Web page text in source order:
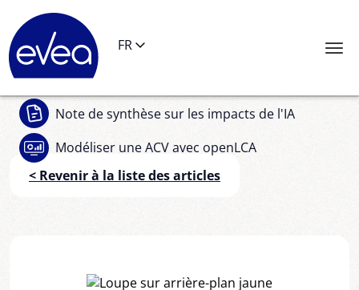
FR
Note de synthèsesur les impacts de l'IA
Modéliser une ACVavec openLCA
< Revenir à la liste des articles
Panneau de gestion des cookies